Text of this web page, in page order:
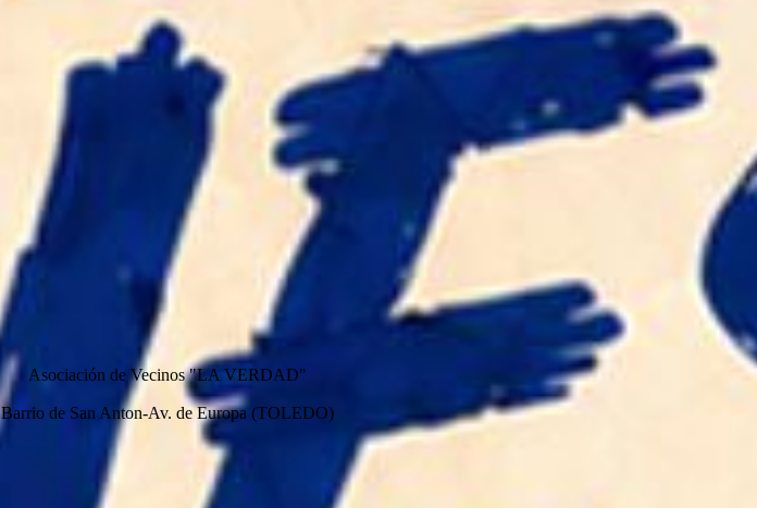
Asociación de Vecinos "LA VERDAD"
Barrio de San Anton-Av. de Europa (TOLEDO)